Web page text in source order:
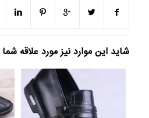
شاید این موارد نیز مورد علاقه